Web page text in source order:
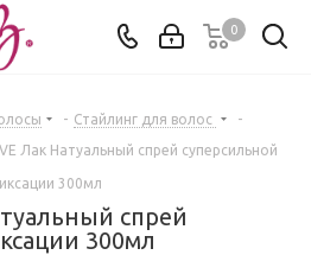
0
- Стайлинг для волос
-
Лак Натуальный спрей суперсильной
300мл
спрей
300мл